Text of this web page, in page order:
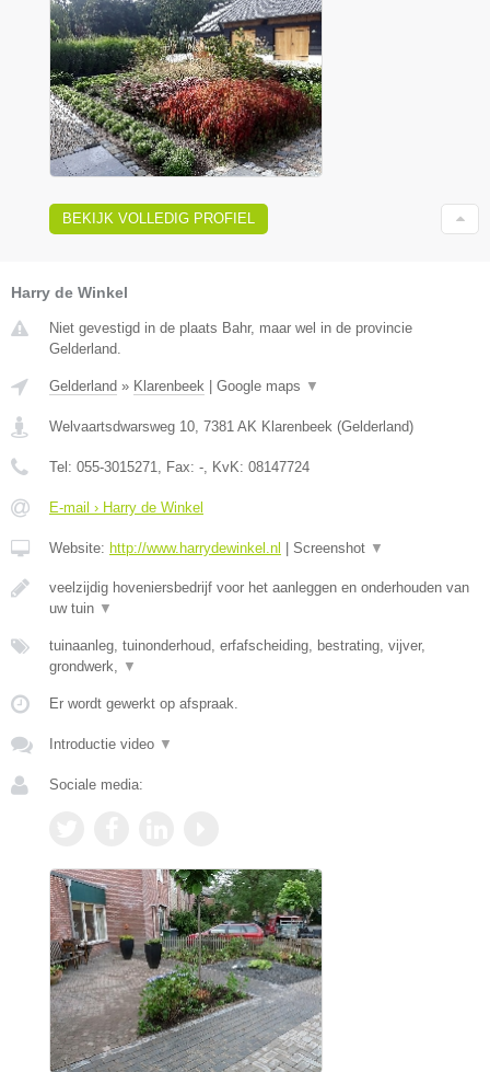
BEKIJK VOLLEDIG PROFIEL
Harry de Winkel
Niet gevestigd in de plaats Bahr, maar wel in de provincie
Gelderland.
Gelderland » Klarenbeek Google maps ▼
Welvaartsdwarsweg 10, 7381 AK Klarenbeek (Gelderland)
Tel: 055-3015271, Fax: -, KvK: 08147724
E-mail › Harry de Winkel
Website: http://www.harrydewinkel.nl Screenshot ▼
veelzijdig hoveniersbedrijf voor het aanleggen en onderhouden van
uw tuin ▼
tuinaanleg, tuinonderhoud, erfafscheiding, bestrating, vijver,
grondwerk, ▼
Er wordt gewerkt op afspraak.
Introductie video ▼
Sociale media: